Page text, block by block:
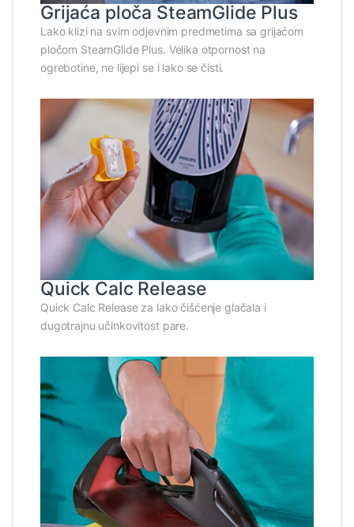
Grijaća ploča SteamGlide Plus
Lako klizi na svim odjevnim predmetima sa grijaćom
pločom SteamGlide Plus. Velika otpornost na
ogrebotine, ne lijepi se i lako se čisti.
Quick Calc Release
Quick Calc Release za lako čišćenje glačala i
dugotrajnu učinkovitost pare.